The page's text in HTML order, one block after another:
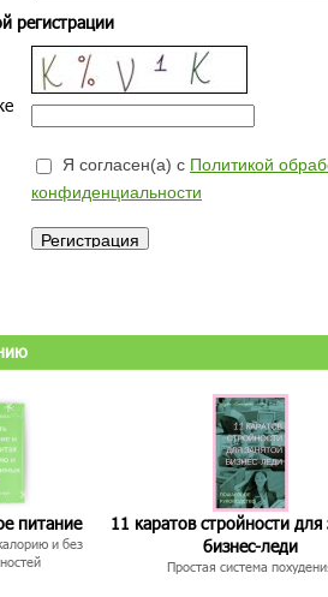
регистрации
Я согласен(а) с Политикой
конфиденциальности
питание
и без
11 каратов стройности для
бизнес-леди
Простая система